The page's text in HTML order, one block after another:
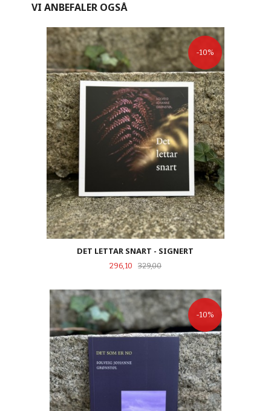
VI ANBEFALER OGSÅ
DET LETTAR SNART - SIGNERT
Tilbud
296,10 329,00Rabatt
-10%
-10%